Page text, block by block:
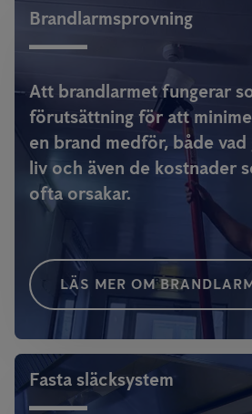
Brandlarmsprovning
Att brandlarmet fungerar
förutsättning för att
en brand medför, både
liv och även de kostnader
ofta orsakar.
LÄS MER OM
Fasta släcksystem